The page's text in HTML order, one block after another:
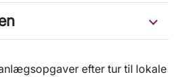
efter tur til lokale